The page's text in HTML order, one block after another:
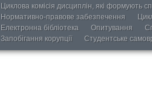
Циклова комісія дисциплін, які формують
Нормативно-правове забезпечення
Електронна бібліотека
Опитування
Запобігання корупції
Студентське